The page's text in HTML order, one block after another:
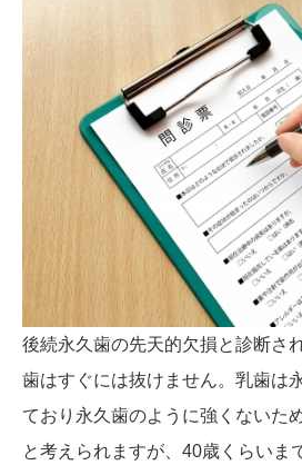
後続永久歯の先天的欠損と診断さ
歯はすぐには抜けません。乳歯は
ており永久歯のように強くないた
と考えられますが、40歳くらいま